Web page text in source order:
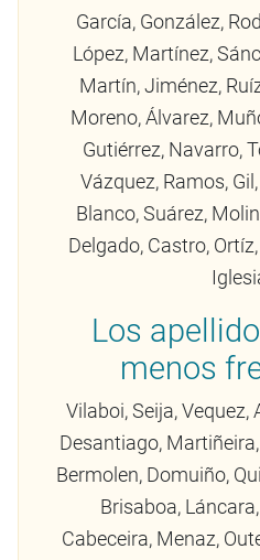
García, González,
López, Martínez,
Martín, Jiménez,
Moreno, Álvarez,
Gutiérrez, Navarro,
Vázquez, Ramos,
Blanco, Suárez,
Delgado, Castro,
Los
menos
Vilaboi, Seija, Vequez,
Desantiago,
Bermolen, Domuiño,
Brisaboa,
Cabeceira, Menaz,